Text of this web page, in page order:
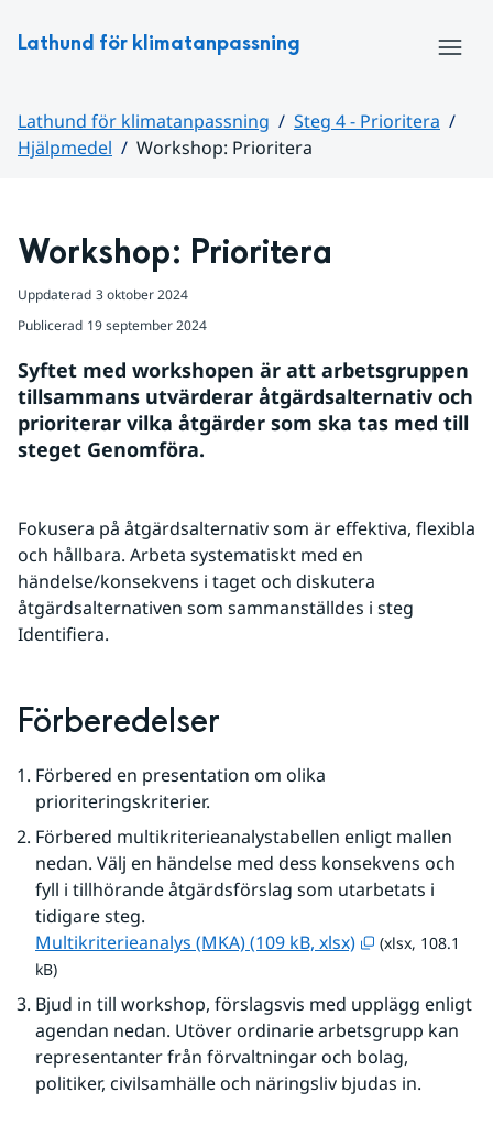
Hoppa till sidans innehåll
Lathund för klimatanpassning
Lathund för klimatanpassning
Steg 4 - Prioritera
Hjälpmedel
Workshop: Prioritera
Workshop: Prioritera
Uppdaterad 3 oktober 2024
Publicerad 19 september 2024
Syftet med workshopen är att arbetsgruppen
tillsammans utvärderar åtgärdsalternativ och
prioriterar vilka åtgärder som ska tas med till
steget Genomföra.
Fokusera på åtgärdsalternativ som är effektiva, flexibla
och hållbara. Arbeta systematiskt med en
händelse/konsekvens i taget och diskutera
åtgärdsalternativen som sammanställdes i steg
Identifiera.
Förberedelser
Förbered en presentation om olika
prioriteringskriterier.
Förbered multikriterieanalystabellen enligt mallen
nedan. Välj en händelse med dess konsekvens och
fyll i tillhörande åtgärdsförslag som utarbetats i
tidigare steg.
Multikriterieanalys (MKA) (109 kB, xlsx)
xlsx, 108.1
(xlsx, 108.1
kB)
Bjud in till workshop, förslagsvis med upplägg enligt
agendan nedan. Utöver ordinarie arbetsgrupp kan
representanter från förvaltningar och bolag,
politiker, civilsamhälle och näringsliv bjudas in.